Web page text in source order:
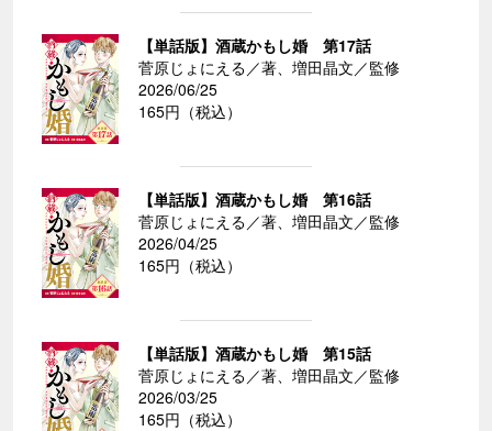
【単話版】酒蔵かもし婚 第17話
菅原じょにえる／著、増田晶文／監修
2026/06/25
165円（税込）
【単話版】酒蔵かもし婚 第16話
菅原じょにえる／著、増田晶文／監修
2026/04/25
165円（税込）
【単話版】酒蔵かもし婚 第15話
菅原じょにえる／著、増田晶文／監修
2026/03/25
165円（税込）